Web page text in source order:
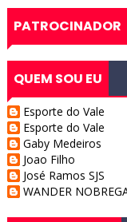
PATROCINADOR
QUEM SOU EU
Esporte do Vale
Esporte do Vale
Gaby Medeiros
Joao Filho
José Ramos SJS
WANDER